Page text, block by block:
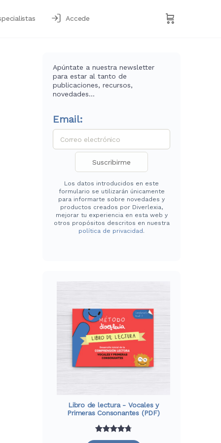
Accede
Apúntate a nuestra newsletter
para estar al tanto de
publicaciones, recursos,
novedades…
Email:
Los datos introducidos en este
formulario se utilizarán únicamente
para informarte sobre novedades y
productos creados por Diverlexia,
mejorar tu experiencia en esta web y
otros propósitos descritos en nuestra
política de privacidad.
Libro de lectura - Vocales y
Primeras Consonantes (PDF)
Valorado
39